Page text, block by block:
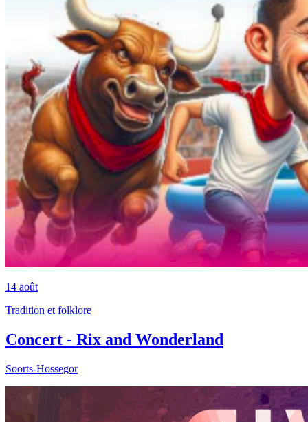
14 août
Tradition et folklore
Concert - Rix and Wonderland
Soorts-Hossegor